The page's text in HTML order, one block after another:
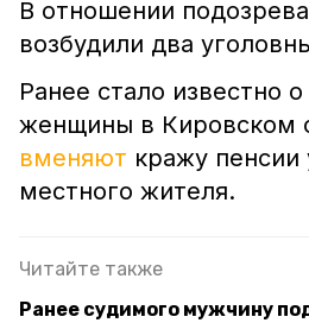
В отношении
возбудили два
Ранее стало известно
женщины в Кировском
вменяют кражу пенсии
местного жителя.
Читайте также
Ранее судимого мужчину